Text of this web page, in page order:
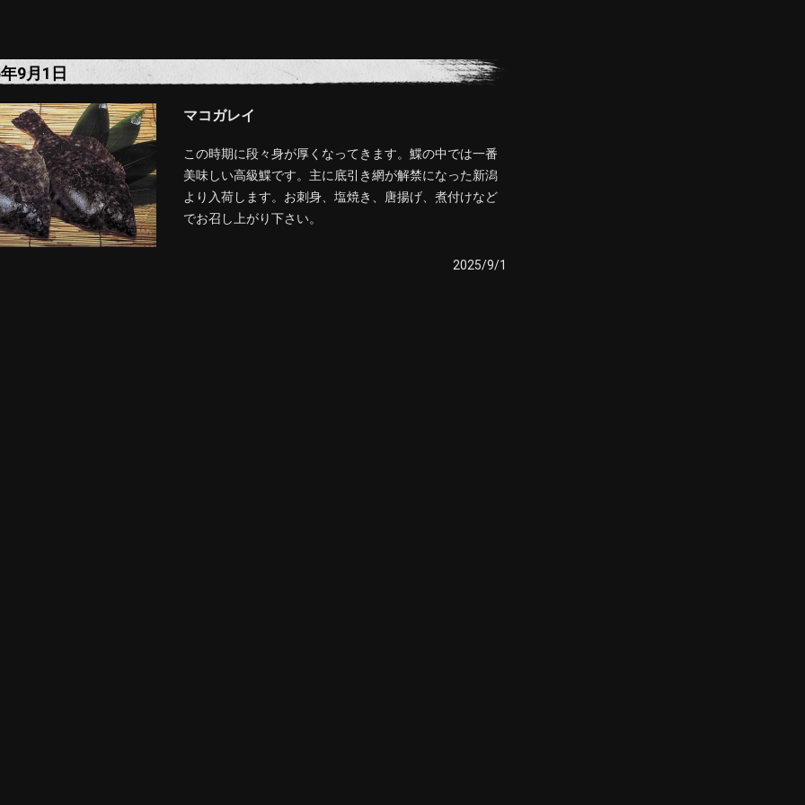
9月1日
マコガレイ
この時期に段々身が厚くなってきます。鰈の中では一番
美味しい高級鰈です。主に底引き網が解禁になった新潟
より入荷します。お刺身、塩焼き、唐揚げ、煮付けなど
でお召し上がり下さい。
2025/9/1